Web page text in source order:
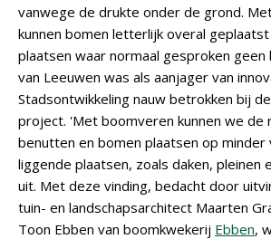
vanwege de drukte onder de grond.
kunnen bomen letterlijk overal
plaatsen waar normaal gesproken geen
van Leeuwen was als aanjager van
Stadsontwikkeling nauw betrokken bij
project. 'Met boomveren kunnen we de
benutten en bomen plaatsen op minder
liggende plaatsen, zoals daken, pleinen
uit. Met deze vinding, bedacht door
tuin- en landschapsarchitect Maarten
Toon Ebben van boomkwekerij Ebben,